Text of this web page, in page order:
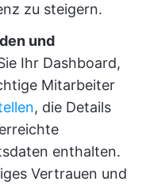
zu steigern.
und
Ihr Dashboard,
Mitarbeiter
, die Details
enthalten.
Vertrauen und